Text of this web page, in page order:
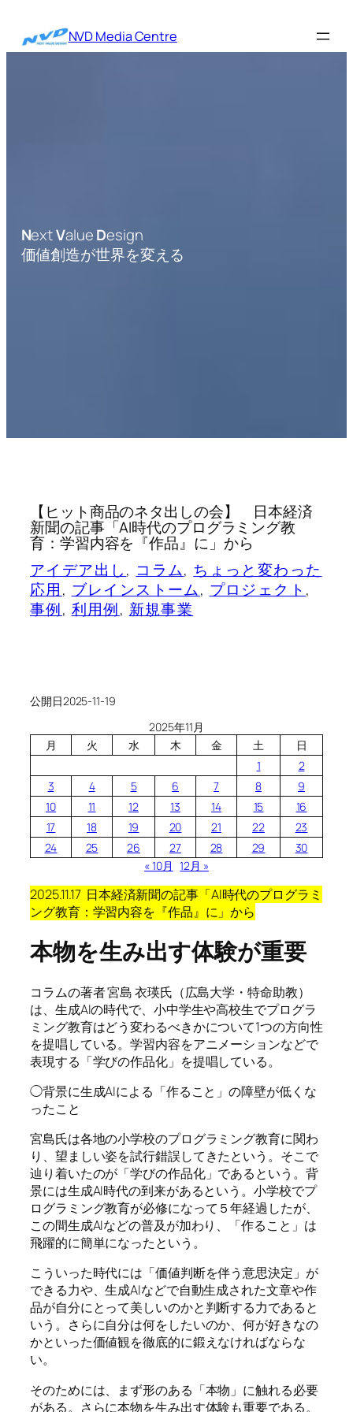
を
NVD Media Centre
NextValueDesign
価値創造が世界を変える
【ヒット商品のネタ出しの会】 日本経済
新聞の記事「AI時代のプログラミング教
育：学習内容を『作品』に」から
アイデア出し, コラム, ちょっと変わった
応用, ブレインストーム, プロジェクト
事例, 利用例, 新規事業
公開日2025-11-19
2025年11月
月
火 水 木 金 土
日
1
2
3
4 5 6 7 8
9
10
11 12 13 14 15
16
17
18 19 20 21 22
23
24
25 26 27 28 29
30
« 10月 12月 »
2025.11.17 日本経済新聞の記事「AI時代のプログラミ
ング教育：学習内容を『作品』に」から
本物を生み出す体験が重要
コラムの著者 宮島 衣瑛氏（広島大学・特命助教）
は、生成AIの時代で、小中学生や高校生でプログラ
ミング教育はどう変わるべきかについて1つの方向性
を提唱している。学習内容をアニメーションなどで
表現する「学びの作品化」を提唱している。
◯背景に生成AIによる「作ること」の障壁が低くな
ったこと
宮島氏は各地の小学校のプログラミング教育に関わ
り、望ましい姿を試行錯誤してきたという。そこで
辿り着いたのが「学びの作品化」であるという。背
景には生成AI時代の到来があるという。小学校でプ
ログラミング教育が必修になって５年経過したが、
この間生成AIなどの普及が加わり、「作ること」は
飛躍的に簡単になったという。
こういった時代には「価値判断を伴う意思決定」が
できる力や、生成AIなどで自動生成された文章や作
品が自分にとって美しいのかと判断する力であると
いう。さらに自分は何をしたいのか、何が好きなの
かといった価値観を徹底的に鍛えなければならな
い。
そのためには、まず形のある「本物」に触れる必要
がある。さらに本物を生み出す体験も重要である。